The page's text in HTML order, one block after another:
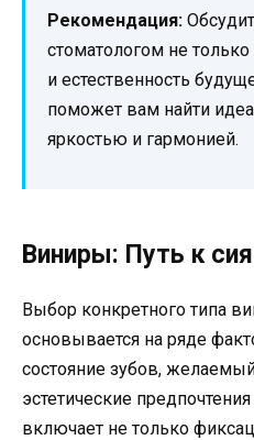
Рекомендация:
стоматологом не
и естественность
поможет вам найти
яркостью и гармонией.
Виниры: Путь к
Выбор конкретного типа
основывается на ряде
состояние зубов,
эстетические
включает не только